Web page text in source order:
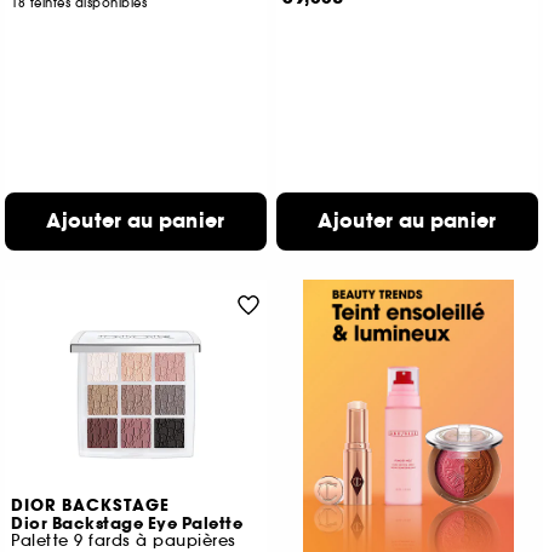
Ajouter au panier Ajouter au panier
DIOR BACKSTAGE
Dior Backstage Eye Palette
Palette 9 fards à paupières